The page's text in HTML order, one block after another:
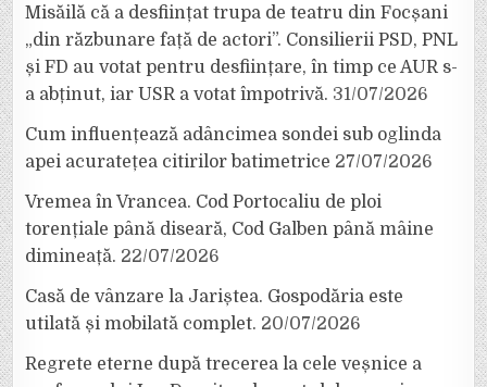
Misăilă că a desființat trupa de teatru din Focșani
„din răzbunare față de actori”. Consilierii PSD, PNL
și FD au votat pentru desființare, în timp ce AUR s-
a abținut, iar USR a votat împotrivă. 31/07/2026
Cum influențează adâncimea sondei sub oglinda
apei acuratețea citirilor batimetrice 27/07/2026
Vremea în Vrancea. Cod Portocaliu de ploi
torențiale până diseară, Cod Galben până mâine
dimineață. 22/07/2026
Casă de vânzare la Jariștea. Gospodăria este
utilată și mobilată complet. 20/07/2026
Regrete eterne după trecerea la cele veșnice a